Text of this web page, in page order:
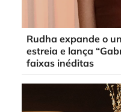
Rudha expande o
estreia e lança
faixas inéditas